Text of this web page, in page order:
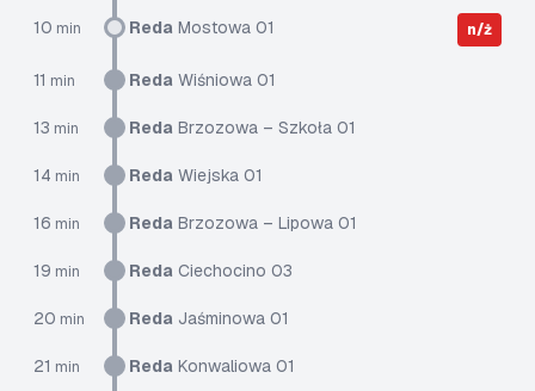
10 min Reda Mostowa 01 n/ż
11 min Reda Wiśniowa 01
13 min Reda Brzozowa – Szkoła 01
14 min Reda Wiejska 01
16 min Reda Brzozowa – Lipowa 01
19 min Reda Ciechocino 03
20 min Reda Jaśminowa 01
21 min Reda Konwaliowa 01